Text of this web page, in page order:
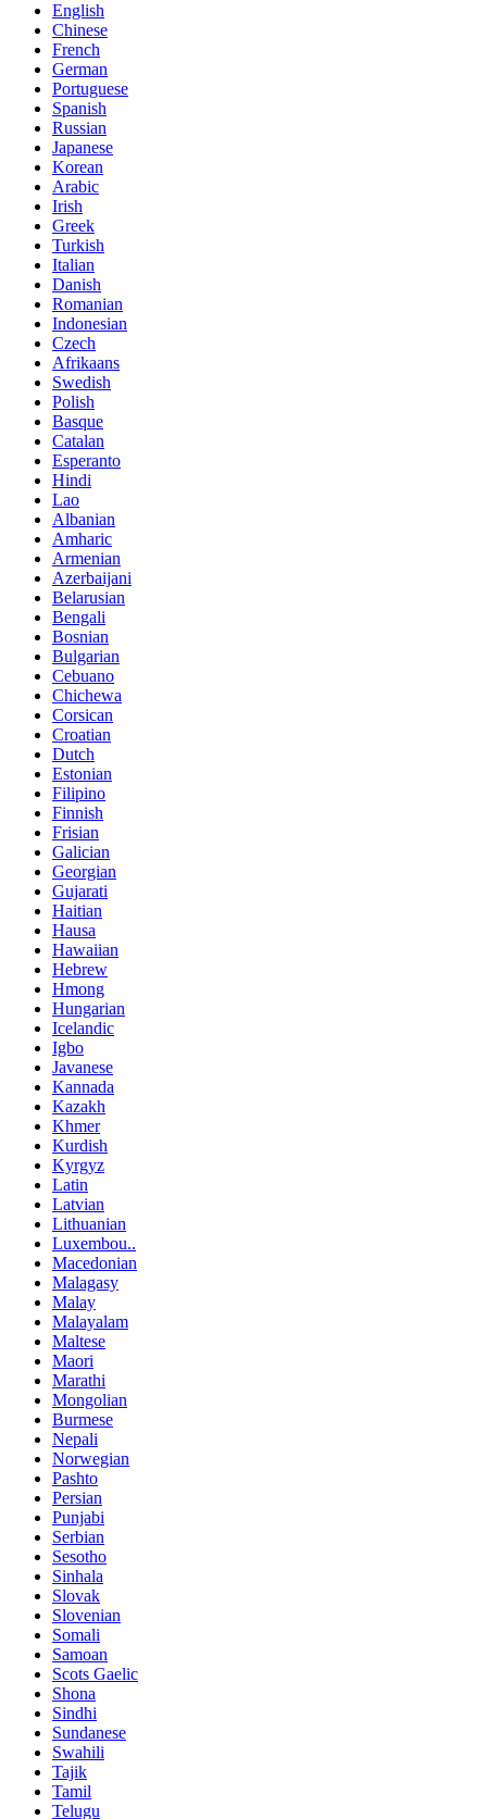
English
Chinese
French
German
Portuguese
Spanish
Russian
Japanese
Korean
Arabic
Irish
Greek
Turkish
Italian
Danish
Romanian
Indonesian
Czech
Afrikaans
Swedish
Polish
Basque
Catalan
Esperanto
Hindi
Lao
Albanian
Amharic
Armenian
Azerbaijani
Belarusian
Bengali
Bosnian
Bulgarian
Cebuano
Chichewa
Corsican
Croatian
Dutch
Estonian
Filipino
Finnish
Frisian
Galician
Georgian
Gujarati
Haitian
Hausa
Hawaiian
Hebrew
Hmong
Hungarian
Icelandic
Igbo
Javanese
Kannada
Kazakh
Khmer
Kurdish
Kyrgyz
Latin
Latvian
Lithuanian
Luxembou..
Macedonian
Malagasy
Malay
Malayalam
Maltese
Maori
Marathi
Mongolian
Burmese
Nepali
Norwegian
Pashto
Persian
Punjabi
Serbian
Sesotho
Sinhala
Slovak
Slovenian
Somali
Samoan
Scots Gaelic
Shona
Sindhi
Sundanese
Swahili
Tajik
Tamil
Telugu